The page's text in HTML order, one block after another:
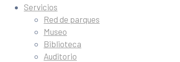
Servicios
Red de parques
Museo
Biblioteca
Auditorio